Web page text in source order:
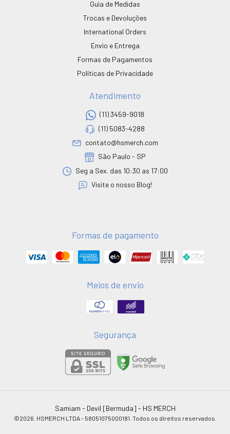
Guia de Medidas
Trocas e Devoluções
International Orders
Envio e Entrega
Formas de Pagamentos
Políticas de Privacidade
Atendimento
(11) 3459-9018
(11) 5083-4288
contato@hsmerch.com
São Paulo - SP
Seg a Sex. das 10:30 as 17:00
Visite o nosso Blog!
Formas de pagamento
Meios de envio
Segurança
Samiam - Devil [Bermuda] - HS MERCH
©2026. HSMERCH LTDA - 58051075000181. Todos os direitos reservados.